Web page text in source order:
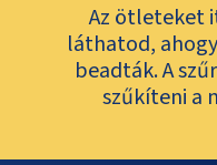
Az ötleteket
láthatod,
beadták. A
szűkíteni a